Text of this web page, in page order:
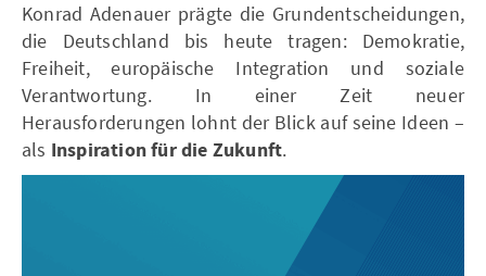
Konrad Adenauer prägte die Grundentscheidungen,
die Deutschland bis heute tragen: Demokratie,
Freiheit, europäische Integration und soziale
Verantwortung. In einer Zeit neuer
Herausforderungen lohnt der Blick auf seine Ideen –
als Inspiration für die Zukunft.